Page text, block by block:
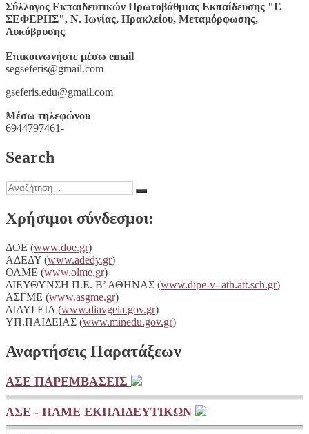
Σύλλογος Εκπαιδευτικών Πρωτοβάθμιας Εκπαίδευσης "Γ.
ΣΕΦΕΡΗΣ", Ν. Ιωνίας, Ηρακλείου, Μεταμόρφωσης,
Λυκόβρυσης
Επικοινωνήστε μέσω email
segseferis@gmail.com
gseferis.edu@gmail.com
Μέσω τηλεφώνου
6944797461-
Search
Αναζήτηση
για:
Αναζήτηση
Χρήσιμοι σύνδεσμοι:
ΔΟΕ (www.doe.gr)
ΑΔΕΔΥ (www.adedy.gr)
ΟΛΜΕ (www.olme.gr)
ΔΙΕΥΘΥΝΣΗ Π.Ε. Β’ ΑΘΗΝΑΣ (www.dipe-v- ath.att.sch.gr)
ΑΣΓΜΕ (www.asgme.gr)
ΔΙΑΥΓΕΙA (www.diavgeia.gov.gr)
ΥΠ.ΠΑΙΔΕΙΑΣ (www.minedu.gov.gr)
Αναρτήσεις Παρατάξεων
ΑΣΕ ΠΑΡΕΜΒΑΣΕΙΣ
ΑΣΕ - ΠΑΜΕ ΕΚΠΑΙΔΕΥΤΙΚΩΝ